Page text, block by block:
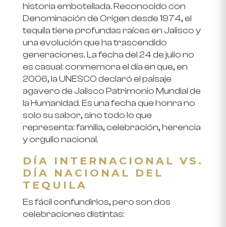
historia embotellada. Reconocido con
Denominación de Origen desde 1974, el
tequila tiene profundas raíces en Jalisco y
una evolución que ha trascendido
generaciones. La fecha del 24 de julio no
es casual: conmemora el día en que, en
2006, la UNESCO declaró el paisaje
agavero de Jalisco Patrimonio Mundial de
la Humanidad. Es una fecha que honra no
solo su sabor, sino todo lo que
representa: familia, celebración, herencia
y orgullo nacional.
DÍA INTERNACIONAL VS.
DÍA NACIONAL DEL
TEQUILA
Es fácil confundirlos, pero son dos
celebraciones distintas: